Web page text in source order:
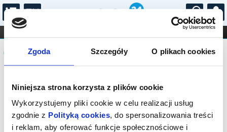
Zgoda Szczegóły O plikach cookies
Niniejsza strona korzysta z plików cookie
Wykorzystujemy pliki cookie w celu realizacji usług
zgodnie z Polityką cookies, do spersonalizowania treści
i reklam, aby oferować funkcje społecznościowe i
...
FILHARMONIA OPERA I BALET
STAND-UP
DLA DZIECI
Komunikat
Sprzedaż biletów on-line na wydarzenie
została zakończona.